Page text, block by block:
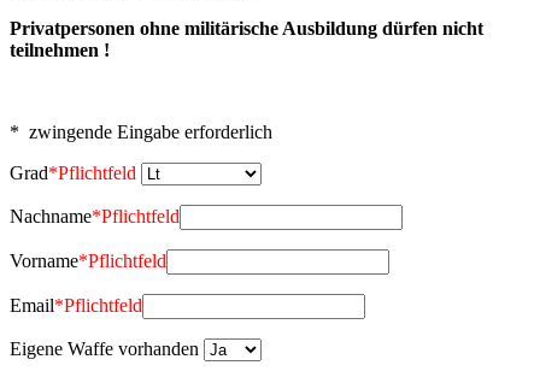
Privatpersonen ohne militärische Ausbildung dürfen nicht
teilnehmen !
* zwingende Eingabe erforderlich
Grad*Pflichtfeld
Nachname*Pflichtfeld
Vorname*Pflichtfeld
Email*Pflichtfeld
Eigene Waffe vorhanden